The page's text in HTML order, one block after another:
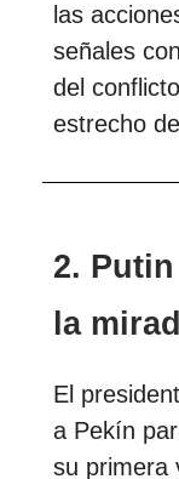
las
señales
del
estrecho
2.
la
El
a Pekín
su primera